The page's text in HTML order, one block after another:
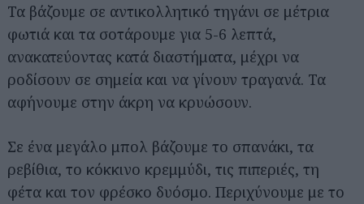
Τα βάζουμε σε αντικολλητικό τηγάνι σε μέτρια
φωτιά και τα σοτάρουμε για 5-6 λεπτά,
ανακατεύοντας κατά διαστήματα, μέχρι να
ροδίσουν σε σημεία και να γίνουν τραγανά. Τα
αφήνουμε στην άκρη να κρυώσουν.
Σε ένα μεγάλο μπολ βάζουμε το σπανάκι, τα
ρεβίθια, το κόκκινο κρεμμύδι, τις πιπεριές, τη
φέτα και τον φρέσκο δυόσμο. Περιχύνουμε με το